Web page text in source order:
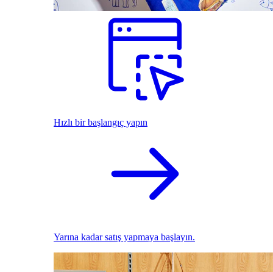
Hızlı bir başlangıç yapın
Yarına kadar satış yapmaya başlayın.